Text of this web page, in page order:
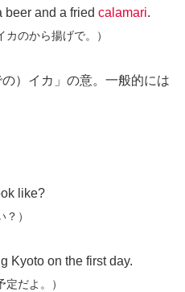
beer and a fried calamari.
カのから揚げで。）
の）イカ」の意。一般的には
like?
）
Kyoto on the first day.
定だよ。）